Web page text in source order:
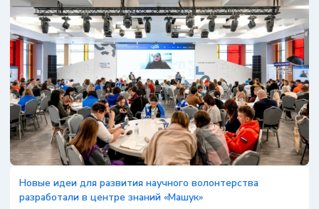
Новые идеи для развития научного волонтерства
разработали в центре знаний «Машук»